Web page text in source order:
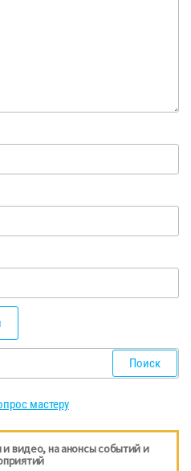
мастеру
и видео, на анонсы событий и